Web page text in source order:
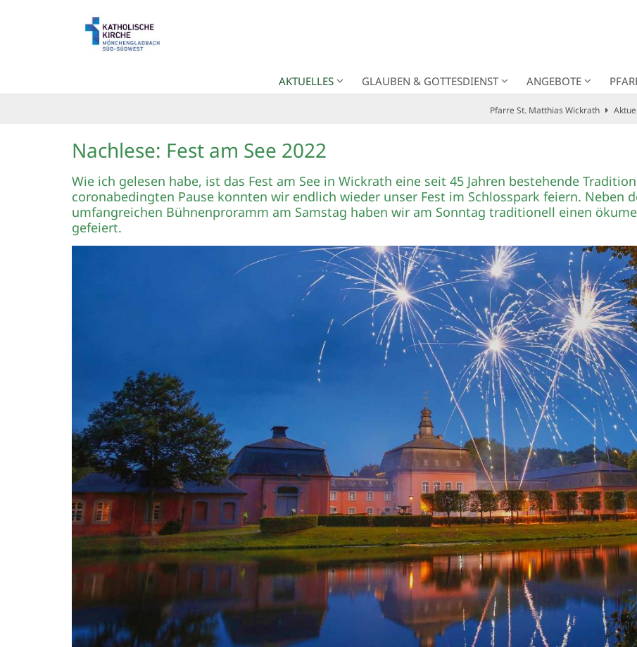
AKTUELLES GLAUBEN & GOTTESDIENST ANGEBOTE
Pfarre St. Matthias Wickrath
Nachlese: Fest am See 2022
Wie ich gelesen habe, ist das Fest am See in Wickrath eine seit 45 Jahren bestehende
coronabedingten Pause konnten wir endlich wieder unser Fest im Schlosspark feiern. Neben
umfangreichen Bühnenproramm am Samstag haben wir am Sonntag traditionell einen
gefeiert.